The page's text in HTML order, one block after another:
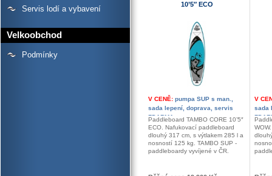
Servis lodí a vybavení
Velkoobchod
Podmínky
10’5″ ECO
V CENĚ: pumpa SUP s man.,
sada lepení, doprava, servis
ZDARMA
Paddleboard TAMBO CORE 10’5″
ECO. Nafukovací paddleboard
dlouhý 317 cm, s výtlakem 285 l a
nosností 125 kg. TAMBO SUP -
paddleboardy vyvíjené v ČR.
V
sada